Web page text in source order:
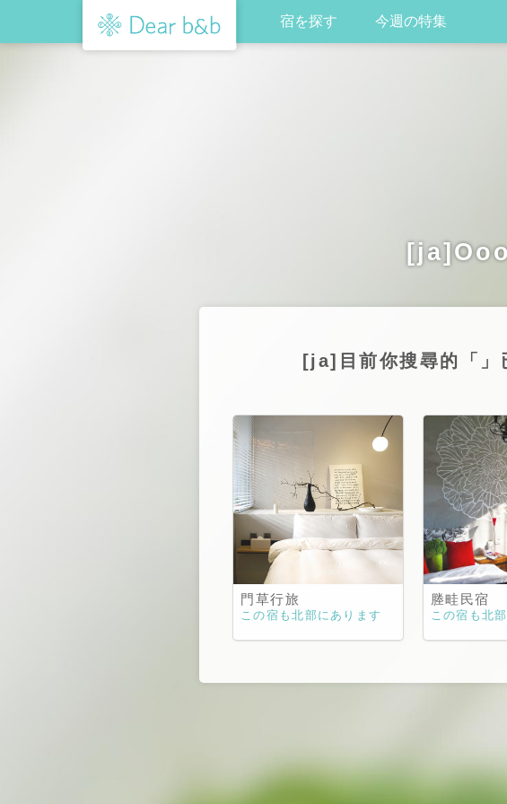
宿を探す 今週の特集
[ja]目前你搜尋的「」
門草行旅
この宿も北部にあります
塍畦民宿
この宿も北